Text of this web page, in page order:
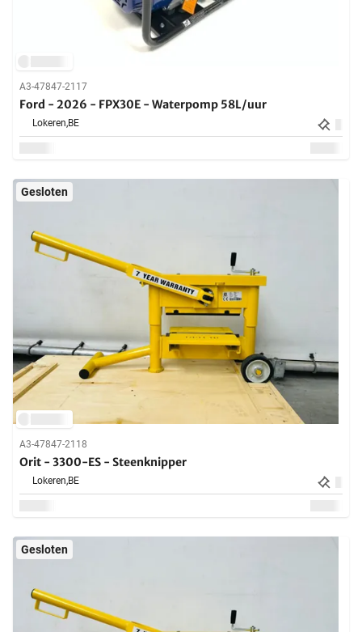
A3-47847-2117
Ford - 2026 - FPX30E - Waterpomp 58L/uur
Lokeren,BE
Gesloten
A3-47847-2118
Orit - 3300-ES - Steenknipper
Lokeren,BE
Gesloten